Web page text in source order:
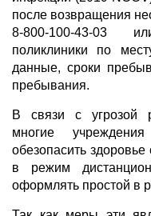
после возвращения
8-800-100-43-03
поликлиники по
данные, сроки
пребывания.
В связи с угрозой
многие
обезопасить
в режим
оформлять простой в